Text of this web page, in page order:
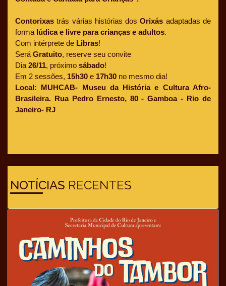
Contorixas trás várias histórias dos Orixás adaptadas de
forma lúdica e livre para crianças e adultos.
Com intérprete de Libras!
Será Gratuito, reserve seu convite
Dia 26/11, próximo sábado!
Em 2 sessões, 15h30 e 17h30 no mesmo dia!
Local:
MUHCAB- Museu da História e Cultura Afro-
Brasileira. Rua Pedro Ernesto, 80 - Gamboa - Rio de
Janeiro- RJ
NOTÍCIAS RECENTES